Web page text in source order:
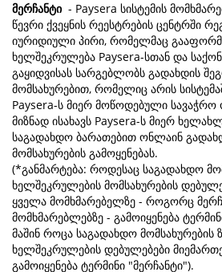
მერჩანტი - Paysera სისტემის
წევრი ქვეყნის რეესტრების ცენტრში
იურიდიული პირი, რომელმაც
ხელშეკრულება Paysera-სთან და
გაყიდვისას სარგებლობს გადახდის
მომსახურებით, რომელიც არის
Paysera-ს მიერ მოწოდებული სავაჭრო
მიზნად ისახავს Paysera-ს მიერ
საგადახდო ბარათებით ონლაინ
მომსახურების გამოყენებას.
(*განმარტება: როდესაც საგადახდო
ხელშეკრულების მომსახურების
ყველა მომხმარებელზე - როგორც
მომხმარებლებზე - გამოიყენება
მაშინ როცა საგადახდო მომსახურების
ხელშეკრულების დებულებები
გამოიყენება ტერმინი "მერჩანტი").